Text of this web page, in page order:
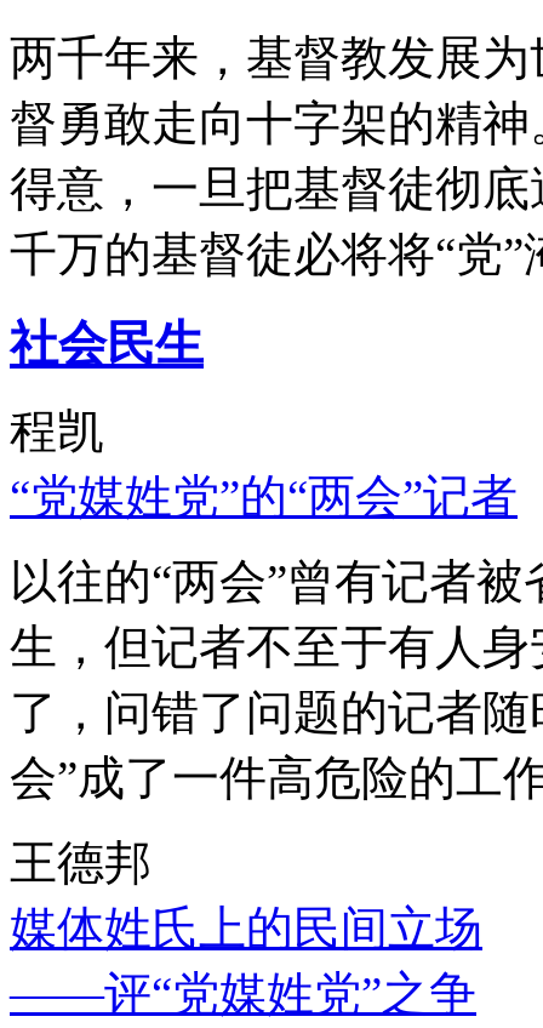
两千年来，基督教发展
督勇敢走向十字架的精
得意，一旦把基督徒彻
千万的基督徒必将将“党”
社会民生
程凯
“党媒姓党”的“两会”记者
以往的“两会”曾有记者
生，但记者不至于有人
了，问错了问题的记者
会”成了一件高危险的工
王德邦
媒体姓氏上的民间立场
——评“党媒姓党”之争